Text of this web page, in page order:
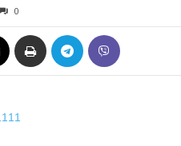
0